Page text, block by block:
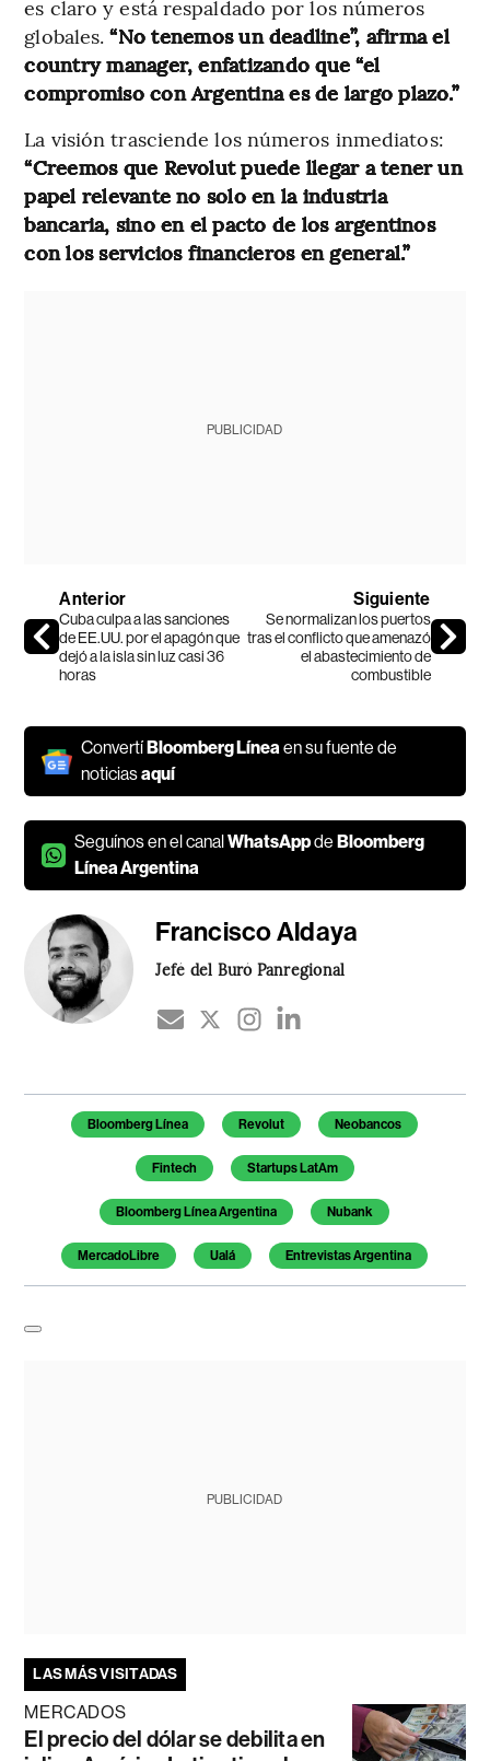
es claro y está respaldado por los números
globales.“No tenemos un deadline”, afirma el
country manager, enfatizando que “el
compromiso con Argentina es de largo plazo.”
La visión trasciende los números inmediatos:
“Creemos que Revolut puede llegar a tener un
papel relevante no solo en la industria
bancaria, sino en el pacto de los argentinos
con los servicios financieros en general.”
PUBLICIDAD
Anterior
Cuba culpa a las sanciones
de EE.UU. por el apagón que
dejó a la isla sin luz casi 36
horas
Siguiente
Se normalizan los puertos
tras el conflicto que amenazó
el abastecimiento de
combustible
Convertí Bloomberg Líneaen su fuente de
noticiasaquí
Seguínos en el canalWhatsAppde Bloomberg
Línea Argentina
Francisco Aldaya
Jefé del Buró Panregional
Temas de este artículo
Bloomberg Línea Revolut Neobancos
Fintech Startups LatAm
Bloomberg Línea Argentina Nubank
MercadoLibre Ualá Entrevistas Argentina
PUBLICIDAD
LAS MÁS VISITADAS
MERCADOS
El precio del dólar se debilita en